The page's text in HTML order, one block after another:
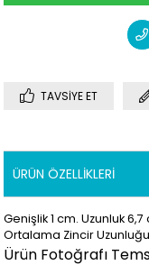
TAVSIYE ET
ÜRÜN ÖZELLIKLERI
Genişlik 1 cm. Uzunluk 6,7
Ortalama Zincir
Ürün Fotoğrafı